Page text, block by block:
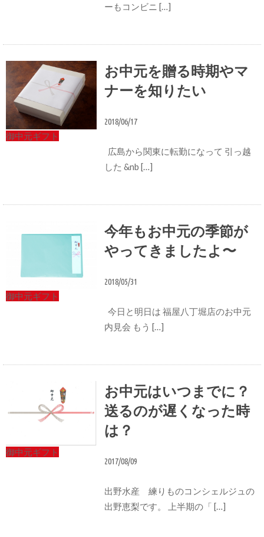
ーもコンビニ […]
御中元ギフト
お中元を贈る時期やマ
ナーを知りたい
2018/06/17
広島から関東に転勤になって 引っ越
した &nb […]
御中元ギフト
今年もお中元の季節が
やってきましたよ〜
2018/05/31
今日と明日は 福屋八丁堀店のお中元
内見会 もう […]
御中元ギフト
お中元はいつまでに？
送るのが遅くなった時
は？
2017/08/09
出野水産 練りものコンシェルジュの
出野恵梨です。 上半期の「 […]